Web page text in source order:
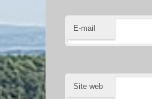
E-mail
Site web